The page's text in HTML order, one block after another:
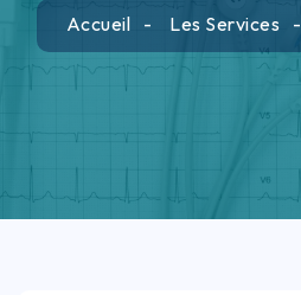
Accueil Les Services